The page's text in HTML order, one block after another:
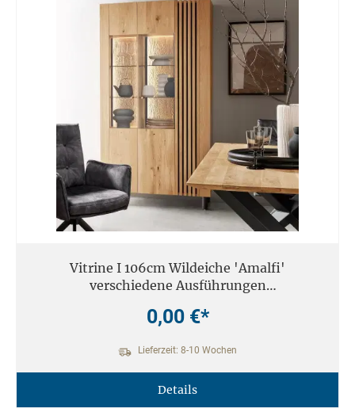
Vitrine I 106cm Wildeiche 'Amalfi'
verschiedene Ausführungen
0,00 €*
Lieferzeit: 8-10 Wochen
Details